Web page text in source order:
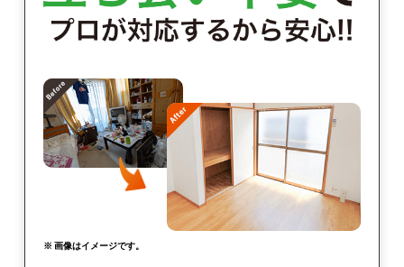
※ 画像はイメージです。